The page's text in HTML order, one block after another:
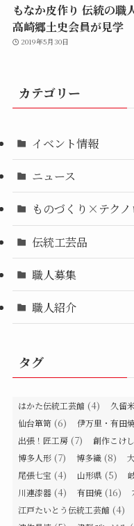
もなか皮作り 伝統の職
高崎郷土史会員が見学
2019年5月30日
カテゴリー
イベント情報
ニュース
ものづくり×テクノ
伝統工芸品
職人募集
職人紹介
タグ
はかた伝統工芸館 (4) 久留
仙台箪笥 (6) 伊万里・有田
出張！匠工房 (7) 創作こけし
博多人形 (7) 博多織 (8)
尾張七宝 (4) 山形県 (5)
川連漆器 (4) 有田焼 (16)
江戸たいとう伝統工芸館 (4)